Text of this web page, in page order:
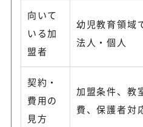
向いて
いる加
盟者
幼児教育領域
法人・個人
契約・
費用の
見方
加盟条件、教
費、保護者対